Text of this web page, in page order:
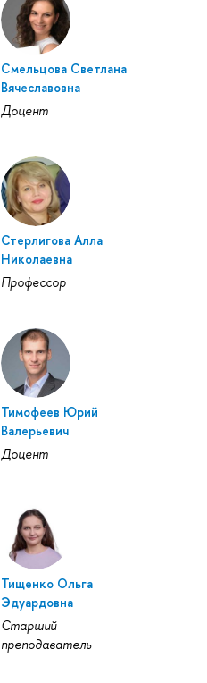
Смельцова Светлана
Вячеславовна
Доцент
Стерлигова Алла
Николаевна
Профессор
Тимофеев Юрий
Валерьевич
Доцент
Тищенко Ольга
Эдуардовна
Старший
преподаватель